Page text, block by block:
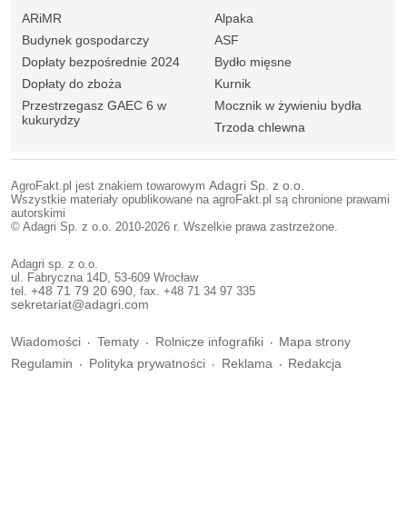
ARiMR
Budynek gospodarczy
Dopłaty bezpośrednie 2024
Dopłaty do zboża
Przestrzegasz GAEC 6 w
kukurydzy
Alpaka
ASF
Bydło mięsne
Kurnik
Mocznik w żywieniu bydła
Trzoda chlewna
AgroFakt.pl jest znakiem towarowym Adagri Sp. z o.o.
Wszystkie materiały opublikowane na agroFakt.pl są chronione prawami
autorskimi
© Adagri Sp. z o.o. 2010-2026 r. Wszelkie prawa zastrzeżone.
Adagri sp. z o.o.
ul. Fabryczna 14D, 53-609 Wrocław
tel. +48 71 79 20 690 , fax. +48 71 34 97 335
sekretariat@adagri.com
Wiadomości Tematy Rolnicze infografiki
Mapa strony
Regulamin
Polityka prywatności Reklama Redakcja